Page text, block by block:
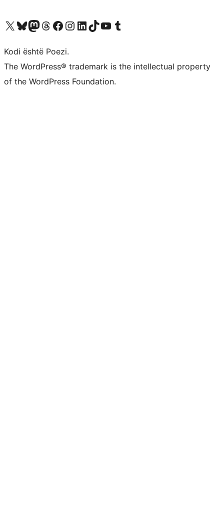
Vizitoni llogarinë tonë X (ish Twitter)
Vizitoni llogarinë tonë Bluesky
Vizitoni llogarinë tonë Mastodon
Vizitoni llogarinë tonë Threads
Vizitoni faqen tonë në Facebook
Vizitoni llogarinë tonë Instagram
Vizitoni llogarinë tonë LinkedIn
Vizitoni llogarinë tonë TikTok
Vizitoni kanalin tonë YouTube
Vizitoni llogarinë tonë Tumblr
Kodi është Poezi.
The WordPress® trademark is the intellectual property
of the WordPress Foundation.